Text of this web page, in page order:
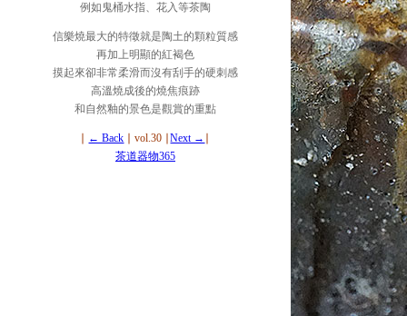
例如鬼桶水指、花入等茶陶
信樂燒最大的特徵就是陶土的顆粒質感
再加上明顯的紅褐色
摸起來卻非常柔滑而沒有刮手的硬刺感
高溫燒成後的燒焦痕跡
和自然釉的景色是觀賞的重點
← Back ∣ vol.30 ∣Next →
茶道器物365